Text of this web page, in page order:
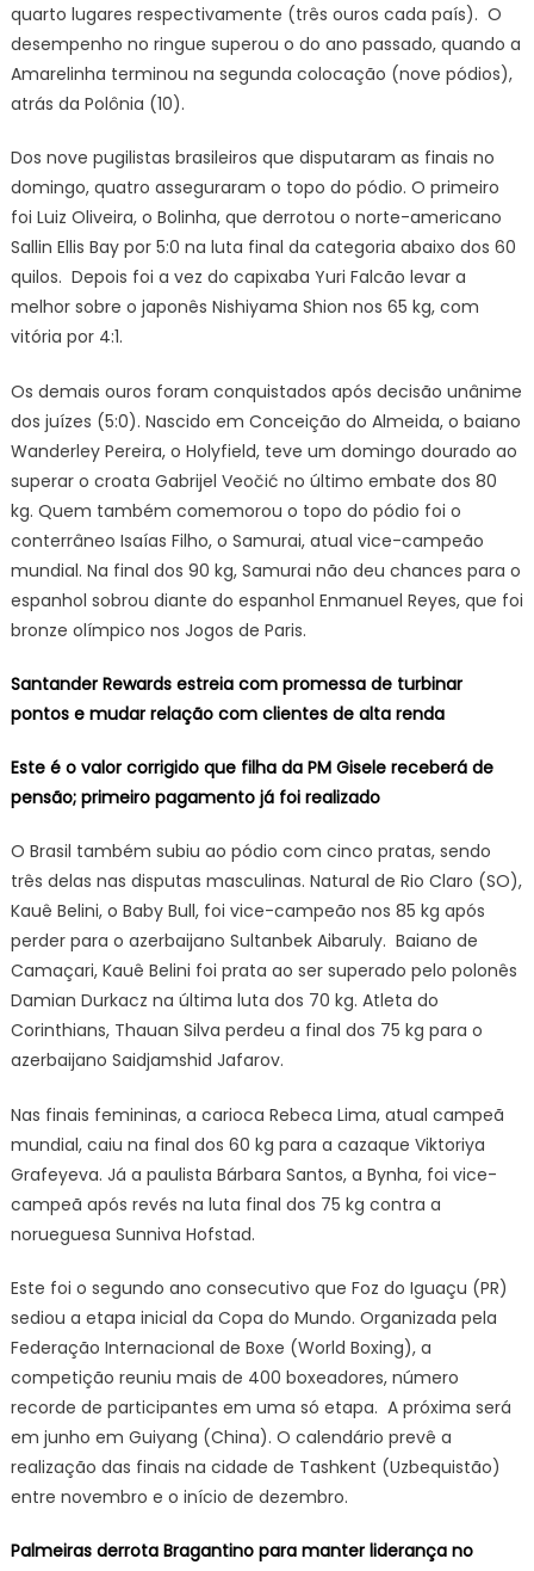
quarto lugares respectivamente (três ouros cada país). O
desempenho no ringue superou o do ano passado, quando a
Amarelinha terminou na segunda colocação (nove pódios),
atrás da Polônia (10).
Dos nove pugilistas brasileiros que disputaram as finais no
domingo, quatro asseguraram o topo do pódio. O primeiro
foi Luiz Oliveira, o Bolinha, que derrotou o norte-americano
Sallin Ellis Bay por 5:0 na luta final da categoria abaixo dos 60
quilos. Depois foi a vez do capixaba Yuri Falcão levar a
melhor sobre o japonês Nishiyama Shion nos 65 kg, com
vitória por 4:1.
Os demais ouros foram conquistados após decisão unânime
dos juízes (5:0). Nascido em Conceição do Almeida, o baiano
Wanderley Pereira, o Holyfield, teve um domingo dourado ao
superar o croata Gabrijel Veočić no último embate dos 80
kg. Quem também comemorou o topo do pódio foi o
conterrâneo Isaías Filho, o Samurai, atual vice-campeão
mundial. Na final dos 90 kg, Samurai não deu chances para o
espanhol sobrou diante do espanhol Enmanuel Reyes, que foi
bronze olímpico nos Jogos de Paris.
Santander Rewards estreia com promessa de turbinar
pontos e mudar relação com clientes de alta renda
Este é o valor corrigido que filha da PM Gisele receberá de
pensão; primeiro pagamento já foi realizado
O Brasil também subiu ao pódio com cinco pratas, sendo
três delas nas disputas masculinas. Natural de Rio Claro (SO),
Kauê Belini, o Baby Bull, foi vice-campeão nos 85 kg após
perder para o azerbaijano Sultanbek Aibaruly. Baiano de
Camaçari, Kauê Belini foi prata ao ser superado pelo polonês
Damian Durkacz na última luta dos 70 kg. Atleta do
Corinthians, Thauan Silva perdeu a final dos 75 kg para o
azerbaijano Saidjamshid Jafarov.
Nas finais femininas, a carioca Rebeca Lima, atual campeã
mundial, caiu na final dos 60 kg para a cazaque Viktoriya
Grafeyeva. Já a paulista Bárbara Santos, a Bynha, foi vice-
campeã após revés na luta final dos 75 kg contra a
norueguesa Sunniva Hofstad.
Este foi o segundo ano consecutivo que Foz do Iguaçu (PR)
sediou a etapa inicial da Copa do Mundo. Organizada pela
Federação Internacional de Boxe (World Boxing), a
competição reuniu mais de 400 boxeadores, número
recorde de participantes em uma só etapa. A próxima será
em junho em Guiyang (China). O calendário prevê a
realização das finais na cidade de Tashkent (Uzbequistão)
entre novembro e o início de dezembro.
Palmeiras derrota Bragantino para manter liderança no